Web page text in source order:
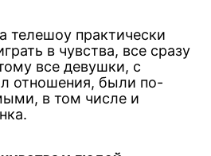
телешоу практически
в чувства, все сразу
все девушки, с
отношения, были по-
в том числе и